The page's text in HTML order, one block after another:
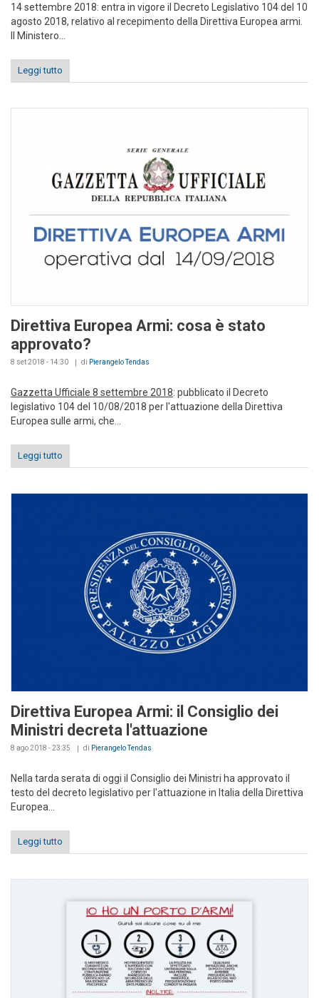
14 settembre 2018: entra in vigore il Decreto Legislativo 104 del 10
agosto 2018, relativo al recepimento della Direttiva Europea armi.
Il Ministero...
Leggi tutto
Direttiva Europea Armi: cosa è stato
approvato?
8 set 2018 - 14:30 di Pierangelo Tendas
Gazzetta Ufficiale 8 settembre 2018: pubblicato il Decreto
legislativo 104 del 10/08/2018 per l'attuazione della Direttiva
Europea sulle armi, che...
Leggi tutto
Direttiva Europea Armi: il Consiglio dei
Ministri decreta l'attuazione
8 ago 2018 - 23:35 di Pierangelo Tendas
Nella tarda serata di oggi il Consiglio dei Ministri ha approvato il
testo del decreto legislativo per l'attuazione in Italia della Direttiva
Europea...
Leggi tutto